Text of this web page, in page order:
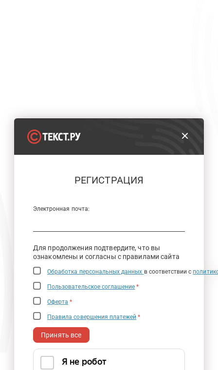
РЕГИСТРАЦИЯ
Электронная почта:
Для продолжения подтвердите, что вы
ознакомлены и согласны с правилами сайта
Обработка персональных данных в соответствии с
Пользовательское соглашение *
Оферта *
Правила совершения платежей *
Принять все